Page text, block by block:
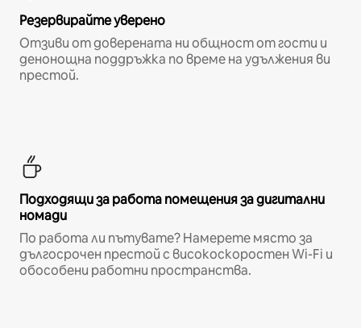
Резервирайте уверено
Отзиви от доверената ни общност от гости и
денонощна поддръжка по време на удължения ви
престой.
Подходящи за работа помещения за дигитални
номади
По работа ли пътувате? Намерете място за
дългосрочен престой с високоскоростен Wi-Fi и
обособени работни пространства.